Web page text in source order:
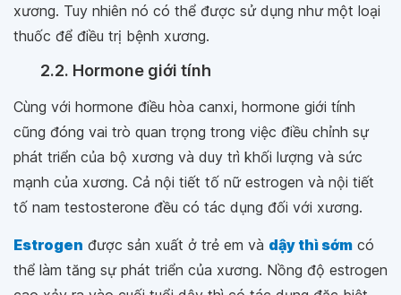
xương. Tuy nhiên nó có thể được sử dụng như một loại
thuốc để điều trị bệnh xương.
2.2. Hormone giới tính
Cùng với hormone điều hòa canxi, hormone giới tính
cũng đóng vai trò quan trọng trong việc điều chỉnh sự
phát triển của bộ xương và duy trì khối lượng và sức
mạnh của xương. Cả nội tiết tố nữ estrogen và nội tiết
tố nam testosterone đều có tác dụng đối với xương.
Estrogen được sản xuất ở trẻ em và dậy thì sớm có
thể làm tăng sự phát triển của xương. Nồng độ estrogen